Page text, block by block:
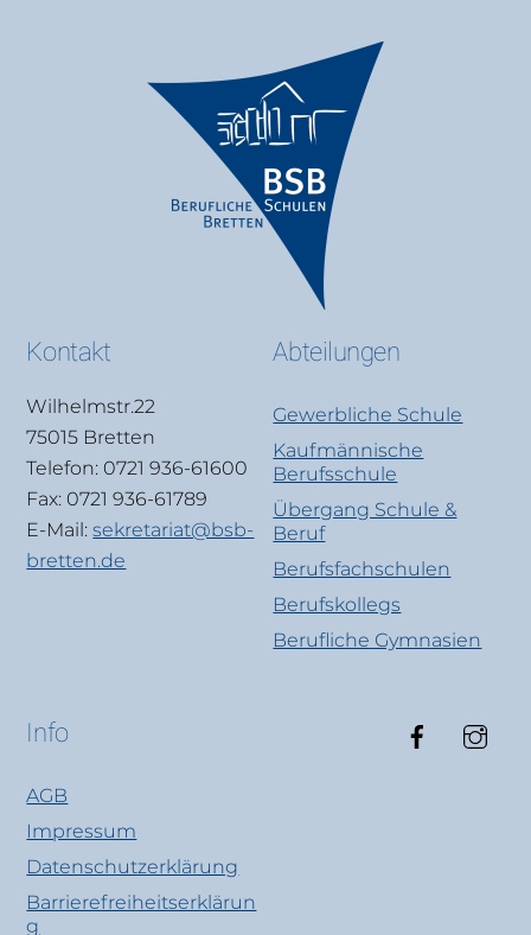
Kontakt
Wilhelmstr.22
75015 Bretten
Telefon: 0721 936-61600
Fax: 0721 936-61789
E-Mail: sekretariat@bsb-
bretten.de
Abteilungen
Gewerbliche Schule
Kaufmännische
Berufsschule
Übergang Schule &
Beruf
Berufsfachschulen
Berufskollegs
Berufliche Gymnasien
Info
AGB
Impressum
Datenschutzerklärung
Barrierefreiheitserklärun
g
Facebook